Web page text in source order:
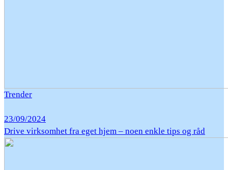
Trender
23/09/2024
Drive virksomhet fra eget hjem – noen enkle tips og råd